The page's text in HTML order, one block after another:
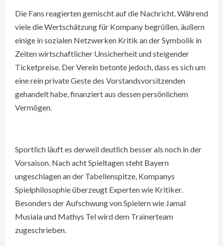
Die Fans reagierten gemischt auf die Nachricht. Während
viele die Wertschätzung für Kompany begrüßen, äußern
einige in sozialen Netzwerken Kritik an der Symbolik in
Zeiten wirtschaftlicher Unsicherheit und steigender
Ticketpreise. Der Verein betonte jedoch, dass es sich um
eine rein private Geste des Vorstandsvorsitzenden
gehandelt habe, finanziert aus dessen persönlichem
Vermögen.
Sportlich läuft es derweil deutlich besser als noch in der
Vorsaison. Nach acht Spieltagen steht Bayern
ungeschlagen an der Tabellenspitze, Kompanys
Spielphilosophie überzeugt Experten wie Kritiker.
Besonders der Aufschwung von Spielern wie Jamal
Musiala und Mathys Tel wird dem Trainerteam
zugeschrieben.